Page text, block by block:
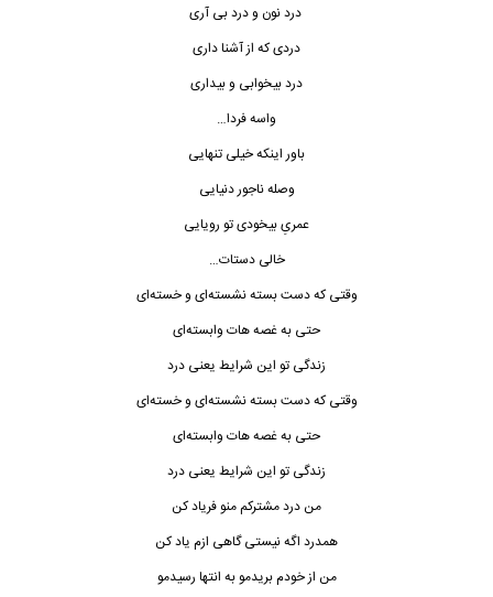
درد نون و درد بی آری
دردی که از آشنا داری
درد بیخوابی و بیداری
واسه فردا…
باور اینکه خیلی تنهایی
وصله ناجور دنیایی
عمریِ بیخودی تو رویایی
خالی دستات…
وقتی که دست بسته نشسته‌ای و خسته‌ای
حتی به غصه هات وابسته‌ای
زندگی تو این شرایط یعنی درد
وقتی که دست بسته نشسته‌ای و خسته‌ای
حتی به غصه هات وابسته‌ای
زندگی تو این شرایط یعنی درد
من درد مشترکم منو فریاد کن
همدرد اگه نیستی گاهی ازم یاد کن
من از خودم بریدمو به انتها رسیدمو